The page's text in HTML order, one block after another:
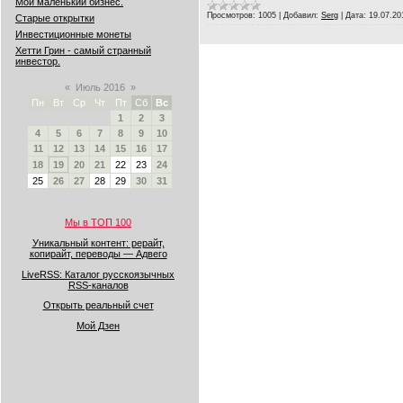
Старые открытки
Инвестиционные монеты
Хетти Грин - самый странный
инвестор.
« Июль 2016 »
Пн
Вт Ср Чт Пт Сб
Вс
1
2
3
4
5 6 7 8 9
10
11
12 13 14 15 16
17
18
19 20 21 22 23
24
25
26 27 28 29 30 31
Мы в ТОП 100
Уникальный контент: рерайт,
копирайт, переводы — Адвего
LiveRSS: Каталог русскоязычных
RSS-каналов
Открыть реальный счет
Мой Дзен
Просмотров: 1005 Добавил: Serg Дата: